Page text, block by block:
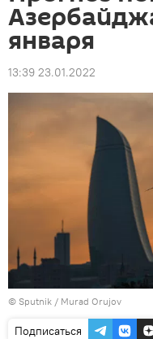
января
13:39 23.01.2022
© Sputnik / Murad Orujov
Подписаться